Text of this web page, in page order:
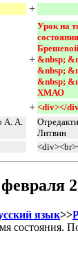
+
+
Урок на
&nbsp;
&nbsp;
&nbsp;
ХМАО
+ <div></
А. А.
Литвин
язык>>
состояния.